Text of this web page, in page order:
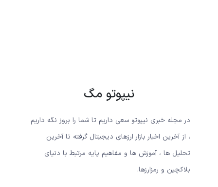
نیپوتو مگ
در مجله خبری نیپوتو سعی داریم تا شما را بروز نگه داریم
، از آخرین اخبار بازار ارزهای دیجیتال گرفته تا آخرین
تحلیل ها ، آموزش ها و مفاهیم پایه مرتبط با دنیای
بلاکچین و رمزارزها.